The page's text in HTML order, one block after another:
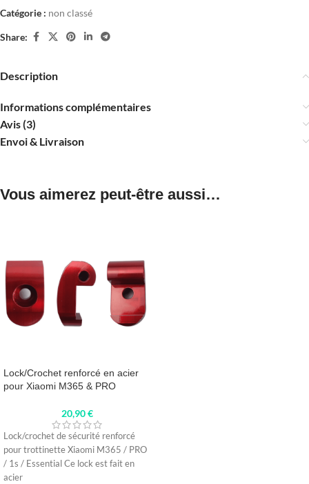
Catégorie : non classé
Share:
Description
Informations complémentaires
Avis (3)
Envoi & Livraison
Vous aimerez peut-être aussi…
Lock/Crochet renforcé en acier
pour Xiaomi M365 & PRO
20,90€
Lock/crochet de sécurité renforcé
pour trottinette Xiaomi M365 / PRO
/ 1s / Essential Ce lock est fait en
acier